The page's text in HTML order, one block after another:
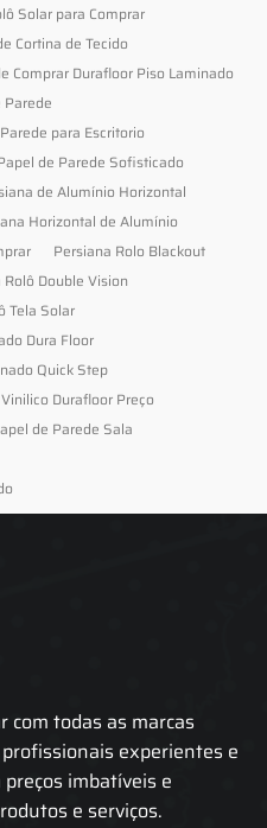
Solar para Comprar
Cortina de Tecido
Comprar Durafloor Piso Laminado
Parede
para Escritorio
de Parede Sofisticado
de Alumínio Horizontal
Horizontal de Alumínio
Persiana Rolo Blackout
Rolô Double Vision
Tela Solar
Dura Floor
Quick Step
Durafloor Preço
de Parede Sala
com todas as marcas
experientes e
imbatíveis e
e serviços.